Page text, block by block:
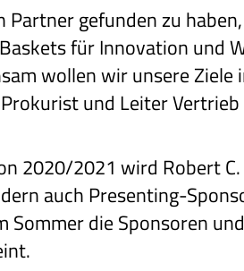
gefunden zu
für Innovation und
wollen wir unsere Ziele
und Leiter
2020/2021 wird Robert
auch Presenting-
die Sponsoren